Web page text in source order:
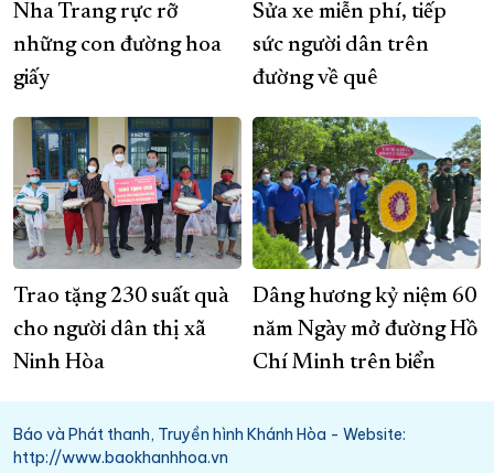
Nha Trang rực rỡ
những con đường hoa
giấy
Sửa xe miễn phí, tiếp
sức người dân trên
đường về quê
Trao tặng 230 suất quà
cho người dân thị xã
Ninh Hòa
Dâng hương kỷ niệm 60
năm Ngày mở đường Hồ
Chí Minh trên biển
Báo và Phát thanh, Truyền hình Khánh Hòa - Website:
http://www.baokhanhhoa.vn